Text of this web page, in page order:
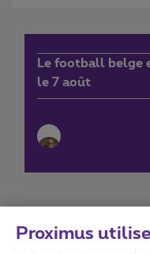
Le football belge
le 7 août
Proximus